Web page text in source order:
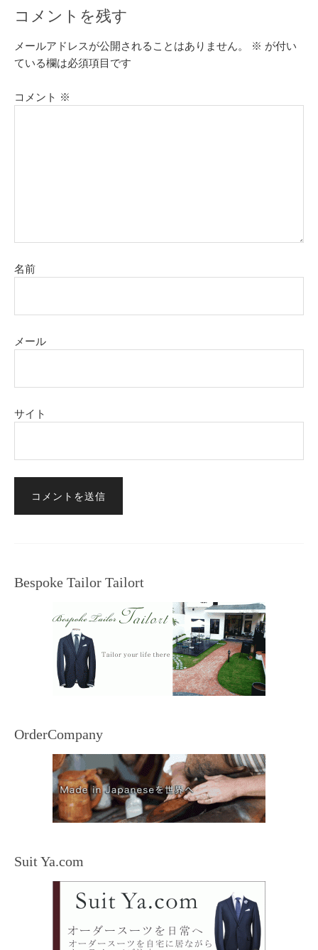
コメントを残す
メールアドレスが公開されることはありません。 ※ が付い
ている欄は必須項目です
コメント ※
名前
メール
サイト
Bespoke Tailor Tailort
OrderCompany
Suit Ya.com